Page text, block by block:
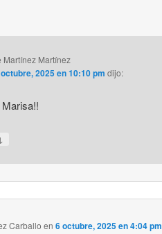
Martínez Martínez
2025 en 10:10 pm dijo:
↓
Carballo en6 octubre, 2025 en 4:04 pm